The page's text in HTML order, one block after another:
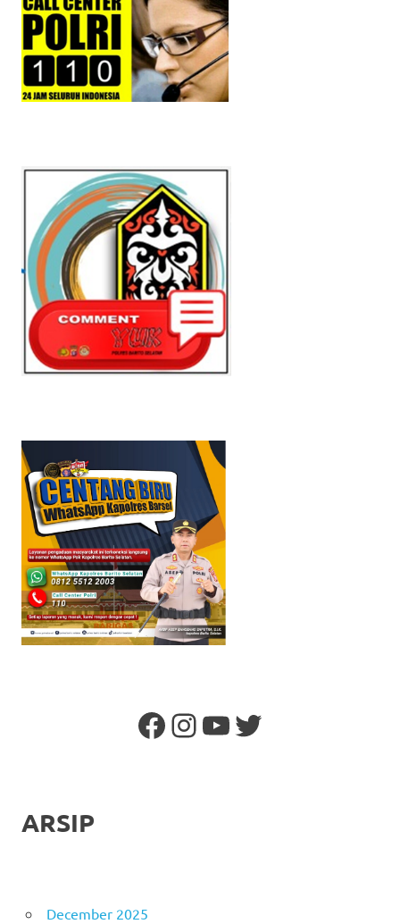
Facebook
Instagram
YouTube
Twitter
ARSIP
December 2025